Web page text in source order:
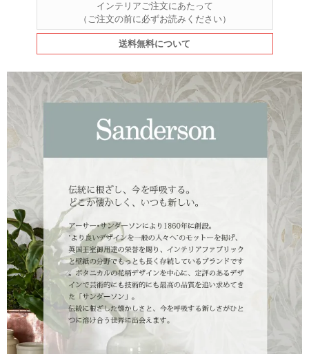
インテリアご注文にあたって
（ご注文の前に必ずお読みください）
送料無料について